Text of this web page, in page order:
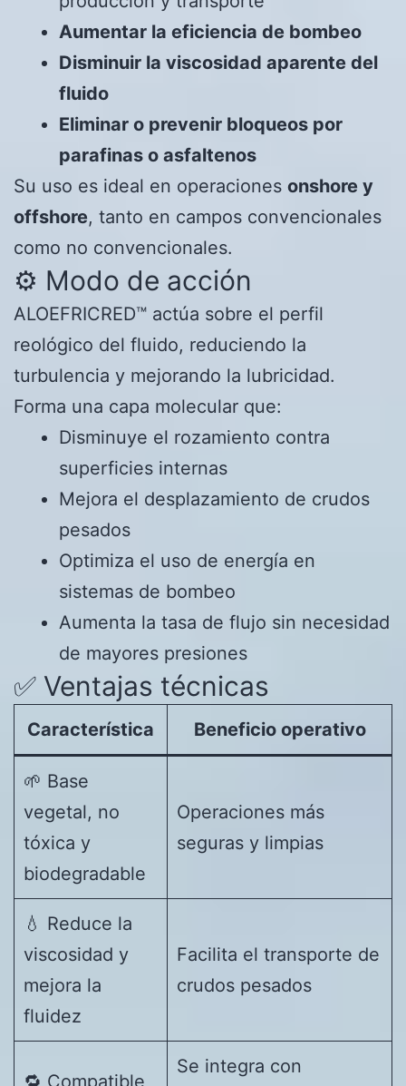
Aumentar la eficiencia de bombeo
Disminuir la viscosidad aparente del
fluido
Eliminar o prevenir bloqueos por
parafinas o asfaltenos
Su uso es ideal en operaciones onshore y
offshore, tanto en campos convencionales
como no convencionales.
⚙️ Modo de acción
ALOEFRICRED™ actúa sobre el perfil
reológico del fluido, reduciendo la
turbulencia y mejorando la lubricidad.
Forma una capa molecular que:
Disminuye el rozamiento contra
superficies internas
Mejora el desplazamiento de crudos
pesados
Optimiza el uso de energía en
sistemas de bombeo
Aumenta la tasa de flujo sin necesidad
de mayores presiones
✅ Ventajas técnicas
Característica Beneficio operativo
🌱 Base
vegetal, no
tóxica y
biodegradable
Operaciones más
seguras y limpias
💧 Reduce la
viscosidad y
mejora la
fluidez
Facilita el transporte de
crudos pesados
🔁 Compatible
Se integra con